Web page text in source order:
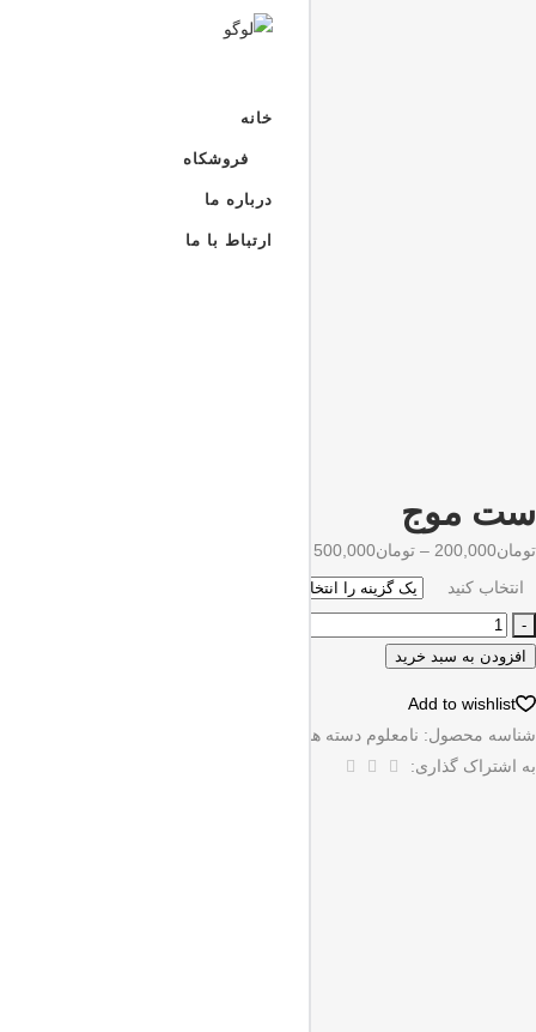
خانه
فروشکاه
درباره ما
ارتباط با ما
ست موج
تومان200,000
– تومان500,000
انتخاب کنید
افزودن به سبد خرید
Add to wishlist
شناسه محصول: نامعلوم دسته ها:
به اشتراک گذاری: